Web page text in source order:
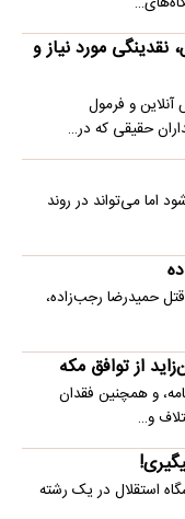
نقدینگی مورد نیاز و
و فرمول
حقیقی که در…
اما می‌تواند در روند
۴ نفر از متهمان قتل حمیدرضا رجب‌زاده،
از توافق مکه
و همچنین فقدان
و…
استقلال در یک رشته